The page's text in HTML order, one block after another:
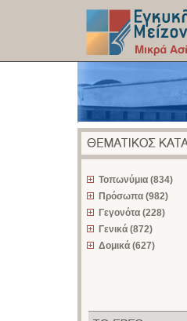
Τοπωνύμια (834)
Πρόσωπα (982)
Γεγονότα (228)
Γενικά (872)
Δομικά (627)